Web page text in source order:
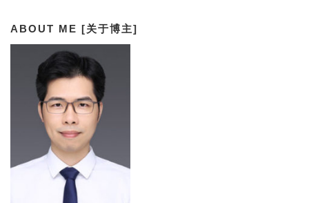
ABOUT ME [关于博主]